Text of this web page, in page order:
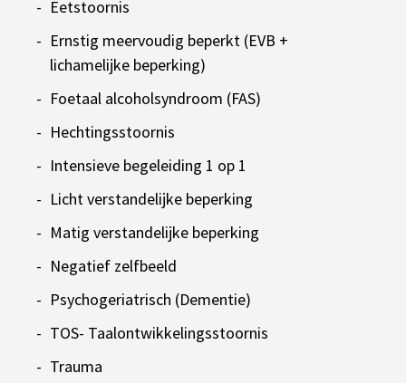
Eetstoornis
Ernstig meervoudig beperkt (EVB +
lichamelijke beperking)
Foetaal alcoholsyndroom (FAS)
Hechtingsstoornis
Intensieve begeleiding 1 op 1
Licht verstandelijke beperking
Matig verstandelijke beperking
Negatief zelfbeeld
Psychogeriatrisch (Dementie)
TOS- Taalontwikkelingsstoornis
Trauma